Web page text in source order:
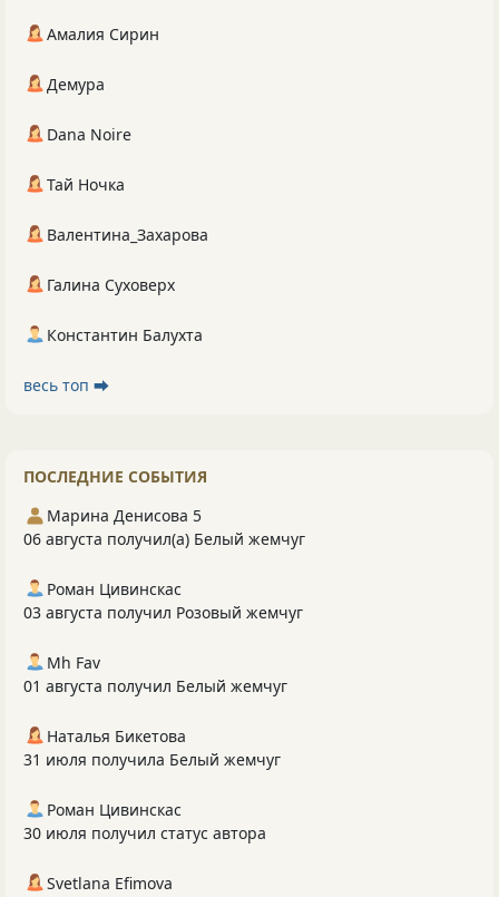
Амалия Сирин
Демура
Dana Noire
Тай Ночка
Валентина_Захарова
Галина Суховерх
Константин Балухта
весь топ ⮕
ПОСЛЕДНИЕ СОБЫТИЯ
Марина Денисова 5
06 августа получил(а) Белый жемчуг
Роман Цивинскас
03 августа получил Розовый жемчуг
Mh Fav
01 августа получил Белый жемчуг
Наталья Бикетова
31 июля получила Белый жемчуг
Роман Цивинскас
30 июля получил статус автора
Svetlana Efimova